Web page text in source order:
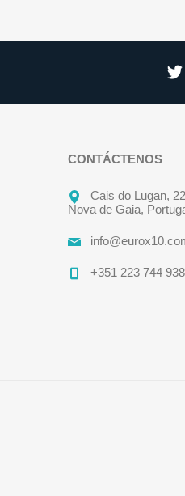
CONTÁCTENOS
Cais do Lugan,
Nova de Gaia,
+351 223 744 938